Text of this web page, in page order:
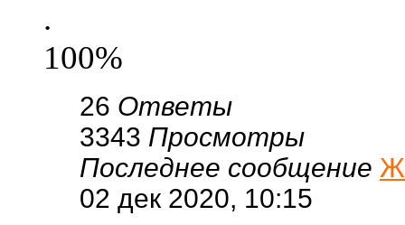
.
100%
26 Ответы
3343 Просмотры
Последнее сообщение
02 дек 2020, 10:15